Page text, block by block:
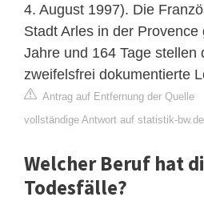
4. August 1997). Die
Stadt Arles in der Provence
Jahre und 164 Tage stellen
zweifelsfrei dokumentierte
Antrag auf Entfernung der Quelle
vollständige Antwort auf statistik-
Welcher Beruf hat
Todesfälle?